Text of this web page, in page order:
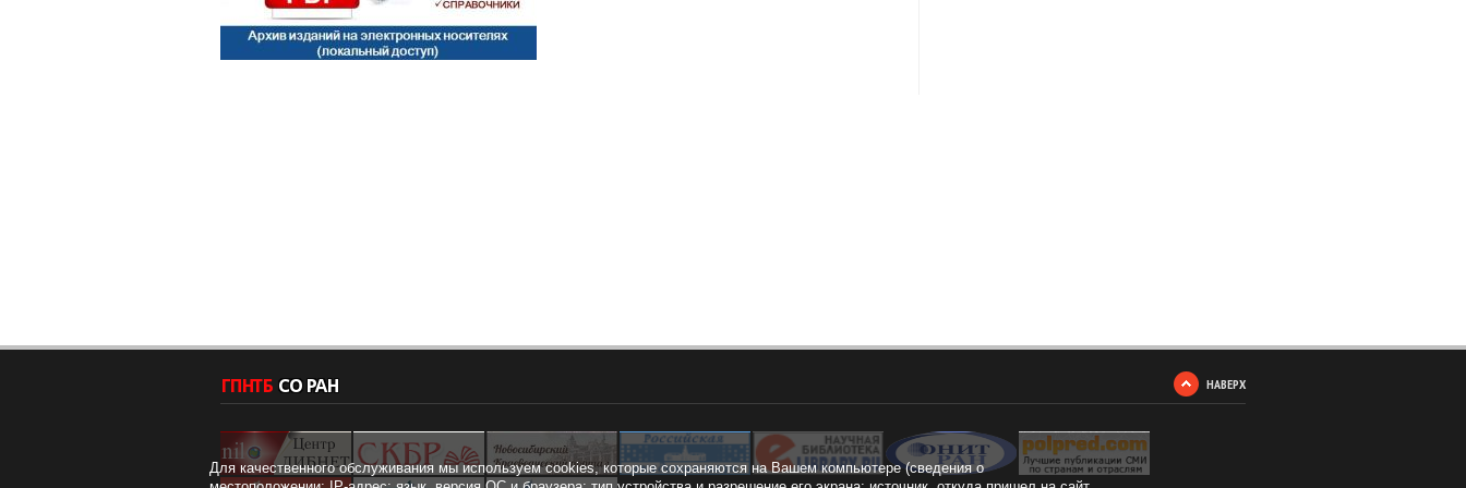
НАВЕРХ
Для качественного обслуживания мы используем cookies, которые сохраняются на Вашем компьютере (сведения о